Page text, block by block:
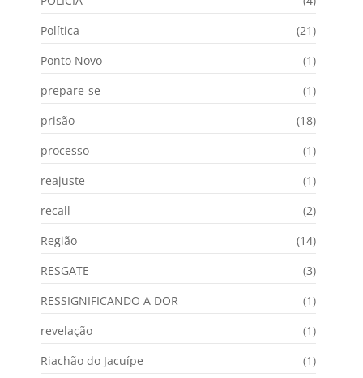
Política
(21)
Ponto Novo
(1)
prepare-se
(1)
prisão
(18)
processo
(1)
reajuste
(1)
recall
(2)
Região
(14)
RESGATE
(3)
RESSIGNIFICANDO A DOR
(1)
revelação
(1)
Riachão do Jacuípe
(1)